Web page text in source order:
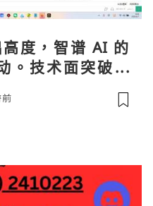
度，智谱 AI 的
。技术面突破在
目标先看 170，
潮来临前享受泡